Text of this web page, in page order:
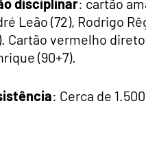
disciplinar: cartão
Leão (72), Rodrigo
Cartão vermelho
(90+7).
: Cerca de